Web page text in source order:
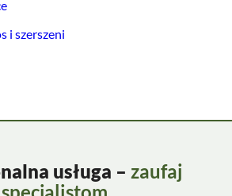
usługa – zaufaj